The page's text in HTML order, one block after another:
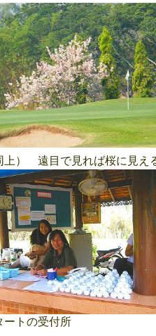
） 遠目で見れば桜に見え
トの受付所